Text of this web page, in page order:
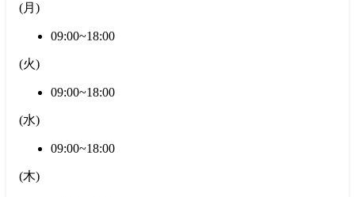
(月 )
09:00~18:00
(火)
09:00~18:00
(水)
09:00~18:00
(木)